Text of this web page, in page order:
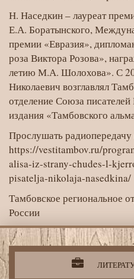
Н. Наседкин – лауреат
Е.А. Боратынского,
премии «Евразия»,
роза Виктора Розова»,
летию М.А. Шолохова». С
Николаевич возглавлял
отделение Союза писателей
издания «Тамбовского
Прослушать
https://vestitambov.ru/
alisa-iz-strany-chudes-l-
pisatelja-nikolaja-nasedkina/
Тамбовское региональное
России
Литературная
деятельность
организации